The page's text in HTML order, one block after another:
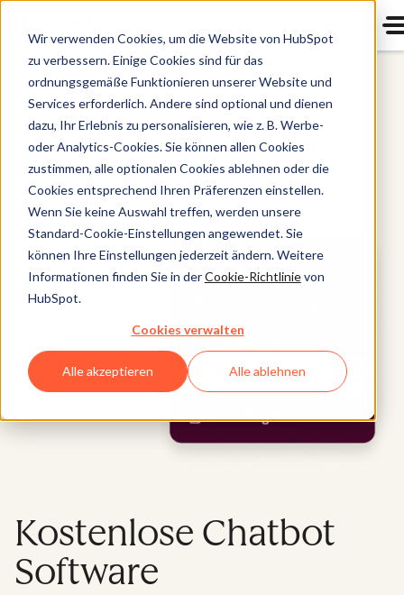
Wir verwenden Cookies, um die Website von HubSpot
zu verbessern. Einige Cookies sind für das
ordnungsgemäße Funktionieren unserer Website und
Services erforderlich. Andere sind optional und dienen
dazu, Ihr Erlebnis zu personalisieren, wie z. B. Werbe-
oder Analytics-Cookies. Sie können allen Cookies
zustimmen, alle optionalen Cookies ablehnen oder die
Cookies entsprechend Ihren Präferenzen einstellen.
Wenn Sie keine Auswahl treffen, werden unsere
Standard-Cookie-Einstellungen angewendet. Sie
können Ihre Einstellungen jederzeit ändern. Weitere
Informationen finden Sie in derCookie-Richtlinievon
HubSpot.
Cookies verwalten
Alle akzeptieren Alle ablehnen
Alle Produkte
Kostenlose Chatbot
Software